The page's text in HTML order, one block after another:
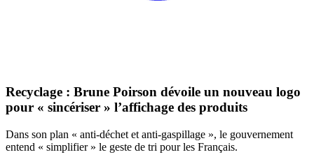
Recyclage : Brune Poirson dévoile un nouveau logo
pour « sincériser » l’affichage des produits
Dans son plan « anti-déchet et anti-gaspillage », le gouvernement
entend « simplifier » le geste de tri pour les Français.